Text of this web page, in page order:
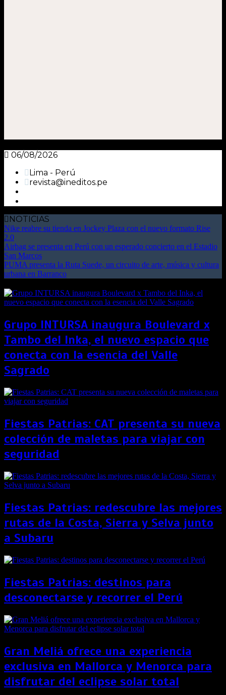
06/08/2026
Lima - Perú
revista@ineditos.pe
NOTICIAS
Nike reabre su tienda en Jockey Plaza con el nuevo formato Rise
2.0
Airbag se presenta en Perú con un esperado concierto en el Estadio
San Marcos
PUMA presenta la Ruta Suede, un circuito de arte, música y cultura
urbana en Barranco
Grupo INTURSA inaugura Boulevard x
Tambo del Inka, el nuevo espacio que
conecta con la esencia del Valle
Sagrado
Fiestas Patrias: CAT presenta su nueva
colección de maletas para viajar con
seguridad
Fiestas Patrias: redescubre las mejores
rutas de la Costa, Sierra y Selva junto
a Subaru
Fiestas Patrias: destinos para
desconectarse y recorrer el Perú
Gran Meliá ofrece una experiencia
exclusiva en Mallorca y Menorca para
disfrutar del eclipse solar total